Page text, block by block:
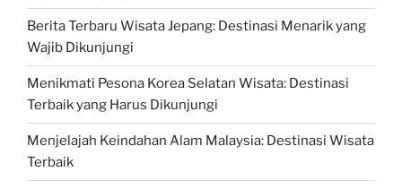
Berita Terbaru Wisata Jepang: Destinasi Menarik yang
Wajib Dikunjungi
Menikmati Pesona Korea Selatan Wisata: Destinasi
Terbaik yang Harus Dikunjungi
Menjelajah Keindahan Alam Malaysia: Destinasi Wisata
Terbaik